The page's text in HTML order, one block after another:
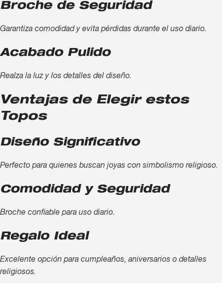
Broche de Seguridad
Garantiza comodidad y evita pérdidas durante el uso diario.
Acabado Pulido
Realza la luz y los detalles del diseño.
Ventajas de Elegir estos
Topos
Diseño Significativo
Perfecto para quienes buscan joyas con simbolismo religioso.
Comodidad y Seguridad
Broche confiable para uso diario.
Regalo Ideal
Excelente opción para cumpleaños, aniversarios o detalles
religiosos.